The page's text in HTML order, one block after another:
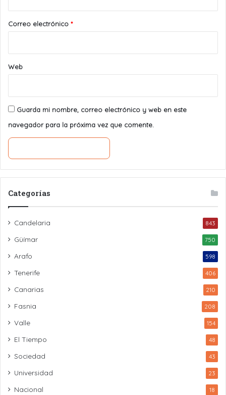
*Correo electrónico *
Web
Guarda mi nombre, correo electrónico y web en este
navegador para la próxima vez que comente.
Categorías
Candelaria 843
Güímar 750
Arafo 598
Tenerife 406
Canarias 210
Fasnia 208
Valle 154
El Tiempo 48
Sociedad 43
Universidad 23
Nacional 18